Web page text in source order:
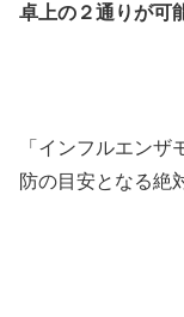
卓上の２通りが可
「インフルエン
防の目安となる絶